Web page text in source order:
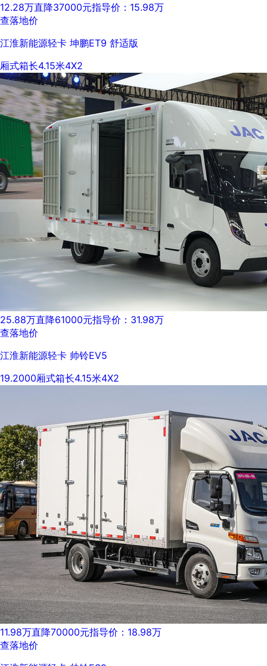
12.28万直降37000元指导价：15.98万
查落地价
江淮新能源轻卡 坤鹏ET9 舒适版
厢式箱长4.15米4X2
25.88万直降61000元指导价：31.98万
查落地价
江淮新能源轻卡 帅铃EV5
19.2000厢式箱长4.15米4X2
11.98万直降70000元指导价：18.98万
查落地价